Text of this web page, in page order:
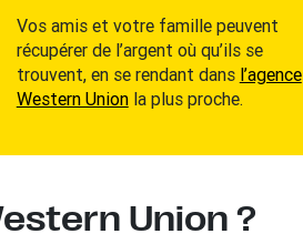
Vos amis et votre famille peuvent
récupérer de l’argent où qu’ils se
trouvent, en se rendant dans l’agence
Western Unionla plus proche.
Union ?